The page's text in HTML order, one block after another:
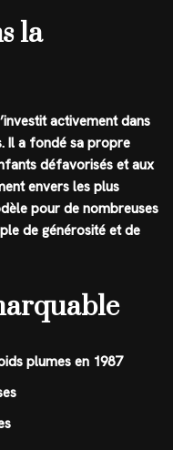
la
activement dans
Il a fondé sa propre
défavorisés et aux
envers les plus
pour de nombreuses
de générosité et de
plumes en 1987